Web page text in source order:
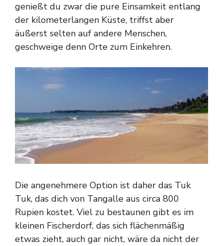
genießt du zwar die pure Einsamkeit entlang
der kilometerlangen Küste, triffst aber
äußerst selten auf andere Menschen,
geschweige denn Orte zum Einkehren.
Die angenehmere Option ist daher das Tuk
Tuk, das dich von Tangalle aus circa 800
Rupien kostet. Viel zu bestaunen gibt es im
kleinen Fischerdorf, das sich flächenmäßig
etwas zieht, auch gar nicht, wäre da nicht der